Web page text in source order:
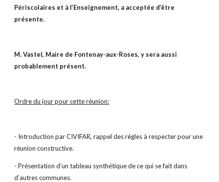
Périscolaires et à l’Enseignement, a acceptée d’être
présente.
M. Vastel, Maire de Fontenay-aux-Roses, y sera aussi
probablement présent.
Ordre du jour pour cette réunion:
- Introduction par CIVIFAR, rappel des règles à respecter pour une
réunion constructive.
- Présentation d’un tableau synthétique de ce qui se fait dans
d’autres communes.